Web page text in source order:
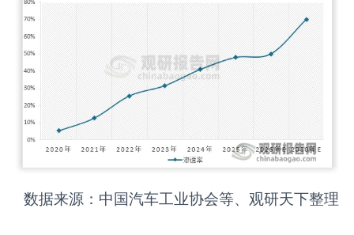
数据来源：中国汽车工业协会等、观研天下整理